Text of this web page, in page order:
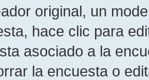
original, un
hace clic para
asociado a la
la encuesta o